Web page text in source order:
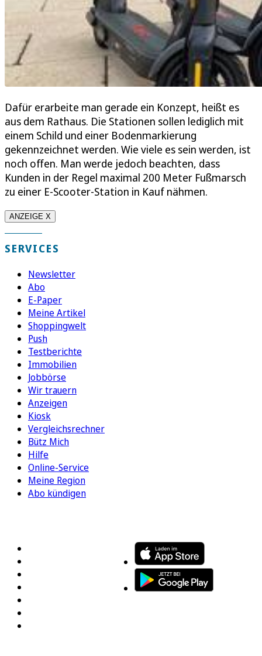
Dafür erarbeite man gerade ein Konzept, heißt es
aus dem Rathaus. Die Stationen sollen lediglich mit
einem Schild und einer Bodenmarkierung
gekennzeichnet werden. Wie viele es sein werden, ist
noch offen. Man werde jedoch beachten, dass
Kunden in der Regel maximal 200 Meter Fußmarsch
zu einer E-Scooter-Station in Kauf nähmen.
ANZEIGE X
SERVICES
Newsletter
Abo
E-Paper
Meine Artikel
Shoppingwelt
Push
Testberichte
Immobilien
Jobbörse
Wir trauern
Anzeigen
Kiosk
Vergleichsrechner
Bütz Mich
Hilfe
Online-Service
Meine Region
Abo kündigen